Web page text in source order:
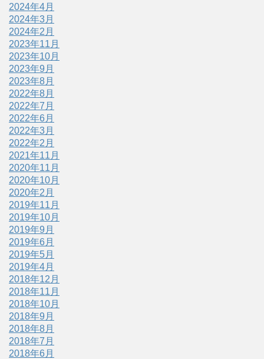
2024年4月
2024年3月
2024年2月
2023年11月
2023年10月
2023年9月
2023年8月
2022年8月
2022年7月
2022年6月
2022年3月
2022年2月
2021年11月
2020年11月
2020年10月
2020年2月
2019年11月
2019年10月
2019年9月
2019年6月
2019年5月
2019年4月
2018年12月
2018年11月
2018年10月
2018年9月
2018年8月
2018年7月
2018年6月